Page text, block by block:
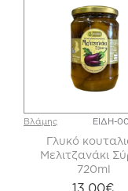
Βλάμης ΕΙΔΗ-
Γλυκό
Μελιτζανάκι
720ml